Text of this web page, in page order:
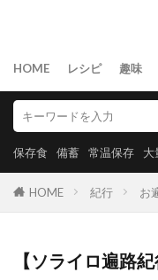
HOME レシピ 趣味
保存食 備蓄 常温保存 大
HOME 紀行 お
【ソライロ遍路